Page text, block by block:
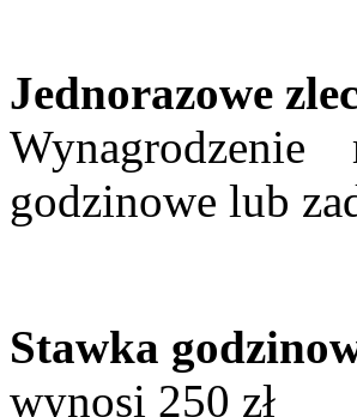
Jednorazowe
godzinowe lub
Stawka
wynosi 250 zł